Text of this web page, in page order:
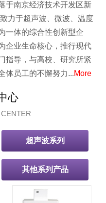
于南京经济技术开发区新
力于超声波、微波、温度
一体的综合性创新型企
企业生命核心，推行现代
指导，与高校、研究所紧
体员工的不懈努力...More
心
超声波系列
其他系列产品